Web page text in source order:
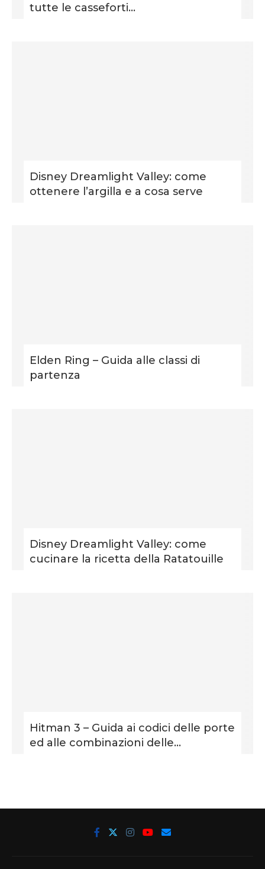
tutte le casseforti...
Disney Dreamlight Valley: come
ottenere l’argilla e a cosa serve
Elden Ring – Guida alle classi di
partenza
Disney Dreamlight Valley: come
cucinare la ricetta della Ratatouille
Hitman 3 – Guida ai codici delle porte
ed alle combinazioni delle...